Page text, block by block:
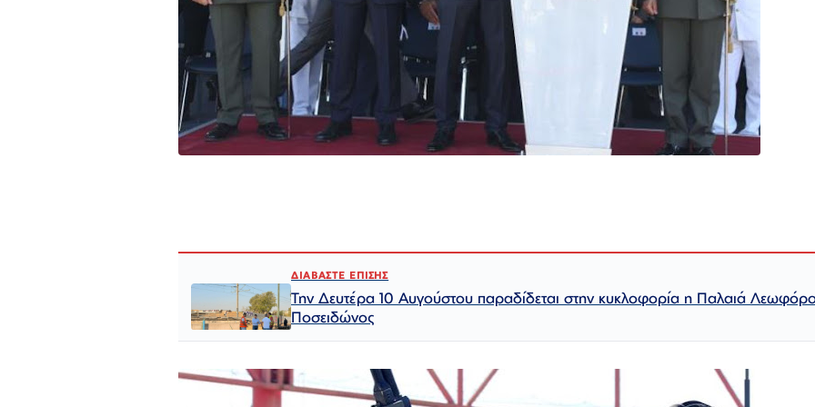
ΔΙΑΒΑΣΤΕ ΕΠΙΣΗΣ
Την Δευτέρα 10 Αυγούστου παραδίδεται στην κυκλοφορία η Παλαιά
Ποσειδώνος